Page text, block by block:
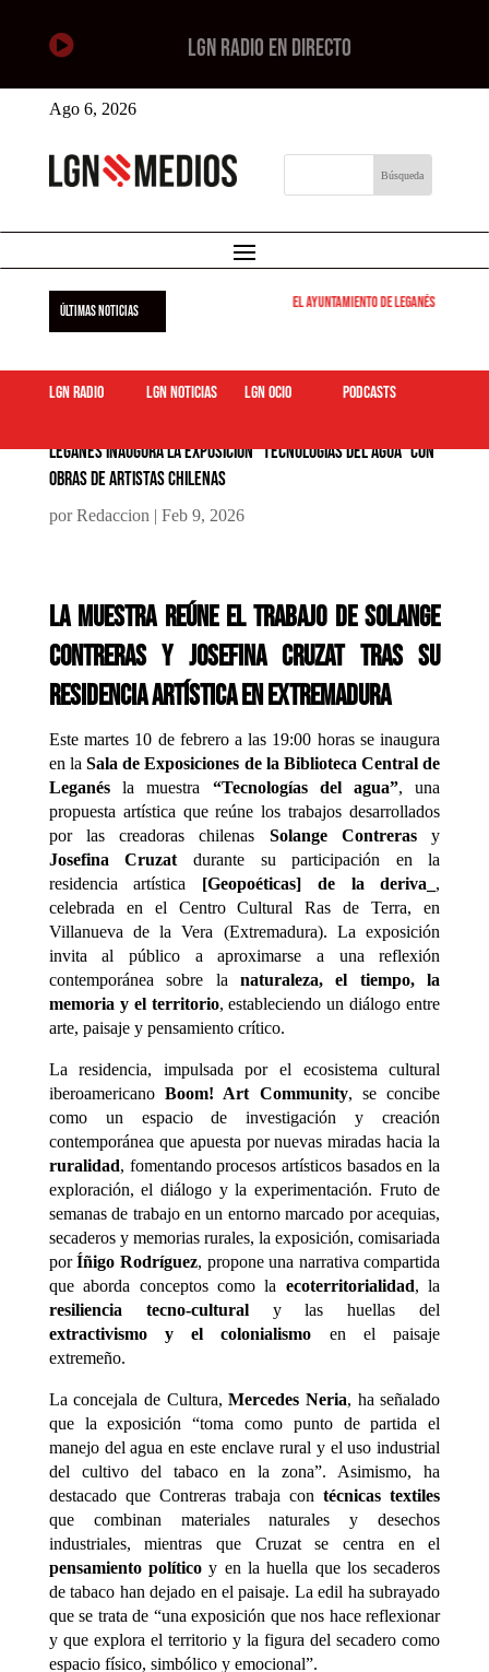
 LGN RADIO EN DIRECTO
Ago 6, 2026
ÚLTIMAS NOTICIAS El Ayuntamiento de Leganés pone en
LGN Radio LGN Noticias LGN ocio podcasts
Leganés inaugura la exposición “Tecnologías del agua” con
obras de artistas chilenas
porRedaccion| Feb 9, 2026
La muestra reúne el trabajo de Solange
Contreras y Josefina Cruzat tras su
residencia artística en Extremadura
Este martes 10 de febrero a las 19:00 horas se inaugura
en laSala de Exposiciones de la Biblioteca Central de
Leganésla muestra “Tecnologías del agua”, una
propuesta artística que reúne los trabajos desarrollados
por las creadoras chilenas Solange Contrerasy
Josefina Cruzatdurante su participación en la
residencia artística
[Geopoéticas] de la deriva_ ,
celebrada en el Centro Cultural Ras de Terra, en
Villanueva de la Vera (Extremadura). La exposición
invita al público a aproximarse a una reflexión
contemporánea sobre la naturaleza, el tiempo, la
memoria y el territorio, estableciendo un diálogo entre
arte, paisaje y pensamiento crítico.
La residencia, impulsada por el ecosistema cultural
iberoamericanoBoom! Art Community, se concibe
como un espacio de investigación y creación
contemporánea que apuesta por nuevas miradas hacia la
ruralidad, fomentando procesos artísticos basados en la
exploración, el diálogo y la experimentación. Fruto de
semanas de trabajo en un entorno marcado por acequias,
secaderos y memorias rurales, la exposición, comisariada
porÍñigo Rodríguez, propone una narrativa compartida
que aborda conceptos como la ecoterritorialidad, la
resiliencia tecno-culturaly las huellas del
extractivismo y el colonialismo en el paisaje
extremeño.
La concejala de Cultura,Mercedes Neria, ha señalado
que la exposición “toma como punto de partida el
manejo del agua en este enclave rural y el uso industrial
del cultivo del tabaco en la zona”. Asimismo, ha
destacado que Contreras trabaja contécnicas textiles
que combinan materiales naturales y desechos
industriales, mientras que Cruzat se centra en el
pensamiento político y en la huella que los secaderos
de tabaco han dejado en el paisaje. La edil ha subrayado
que se trata de “una exposición que nos hace reflexionar
y que explora el territorio y la figura del secadero como
espacio físico, simbólico y emocional”.